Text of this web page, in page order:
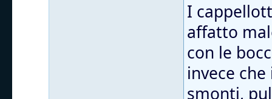
I
affatto
con le
invece
smonti,